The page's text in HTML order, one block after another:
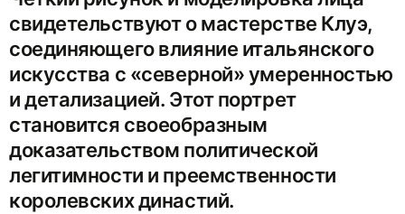
свидетельствуют о мастерстве Клуэ,
соединяющего влияние итальянского
искусства с «северной» умеренностью
и детализацией. Этот портрет
становится своеобразным
доказательством политической
легитимности и преемственности
королевских династий.